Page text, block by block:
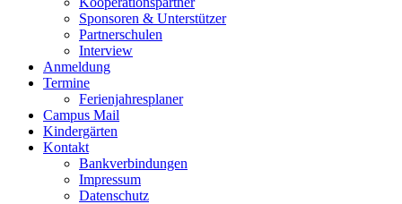
Sponsoren & Unterstützer
Partnerschulen
Interview
Anmeldung
Termine
Ferienjahresplaner
Campus Mail
Kindergärten
Kontakt
Bankverbindungen
Impressum
Datenschutz